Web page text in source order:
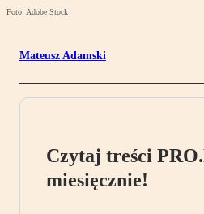
Foto: Adobe Stock
Mateusz Adamski
Czytaj treści
miesięcznie!